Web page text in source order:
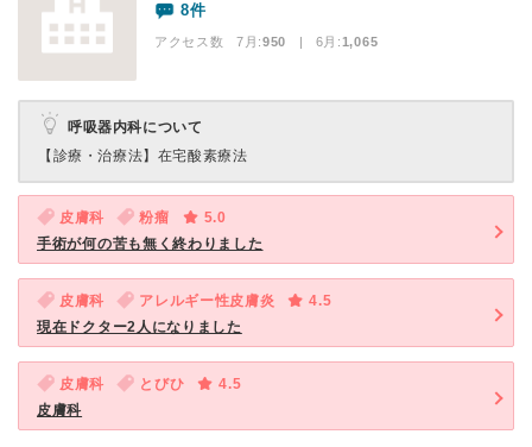
8件
アクセス数 7月:950 | 6月:1,065
呼吸器内科について
【診療・治療法】 在宅酸素療法
皮膚科 粉瘤
5.0
手術が何の苦も無く終わりました
皮膚科 アレルギー性皮膚炎
4.5
現在ドクター2人になりました
皮膚科 とびひ
4.5
皮膚科